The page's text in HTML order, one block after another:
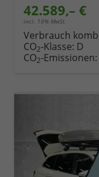
42.589,– €
incl. 19% MwSt.
Verbrauch
CO2-Klasse: D
CO2-Emissionen: